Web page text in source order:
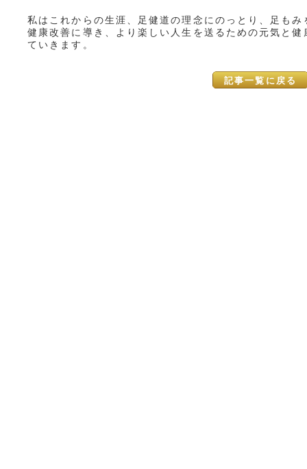
私はこれからの生涯、足健道の理念にのっとり、足も
健康改善に導き、より楽しい人生を送るための元気と
ていきます。
記事一覧に戻る